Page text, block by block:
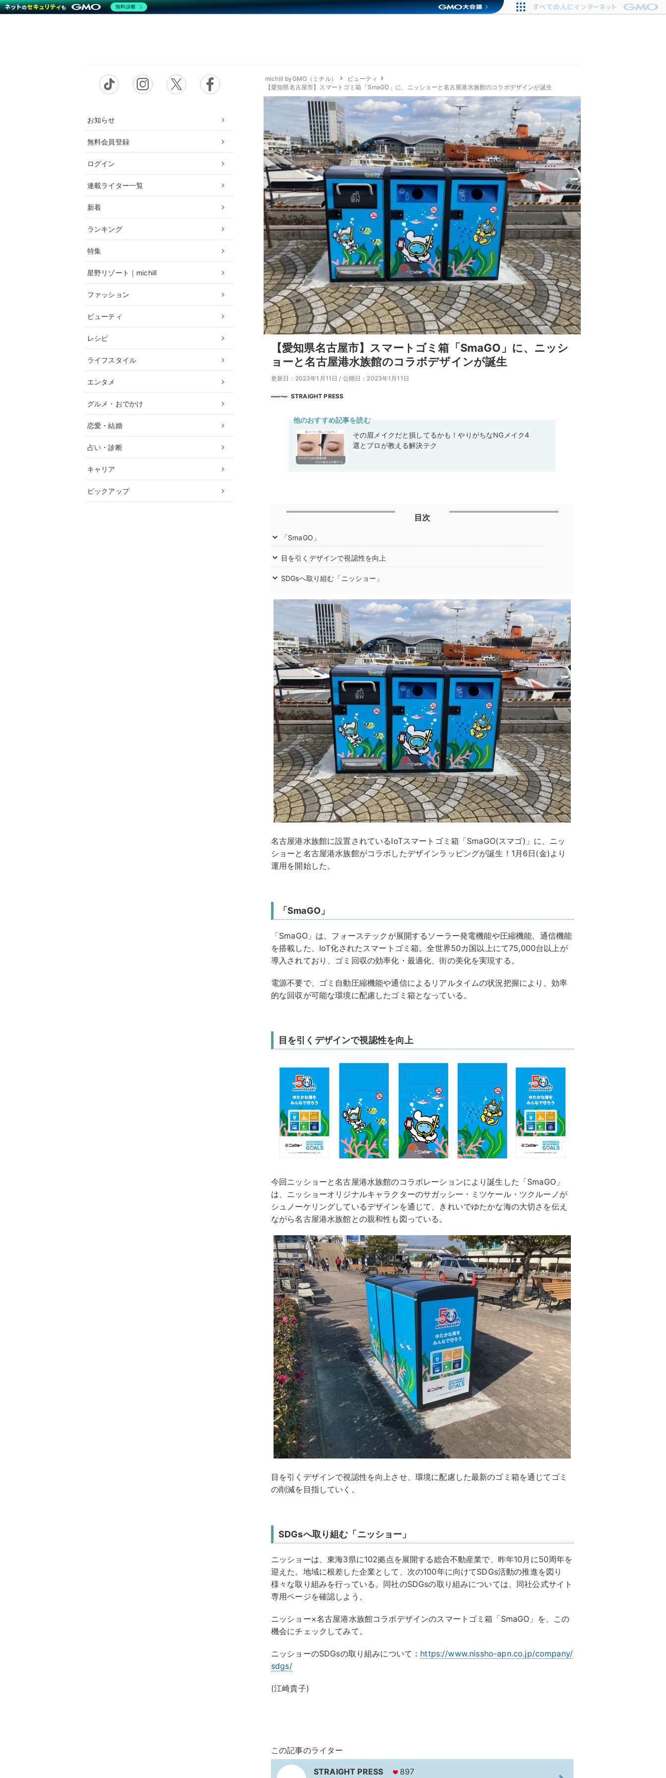
お知らせ
無料会員登録
ログイン
連載ライター一覧
新着
ランキング
特集
星野リゾート｜michill
ファッション
ビューティ
レシピ
ライフスタイル
エンタメ
グルメ・おでかけ
恋愛・結婚
占い・診断
キャリア
ピックアップ
michill byGMO（ミチル）
ビューティ
【愛知県名古屋市】スマートゴミ箱「SmaGO」に、ニッショーと名古屋港水族館のコラボデザインが誕生
【愛知県名古屋市】スマートゴミ箱「SmaGO」に、ニッシ
ョーと名古屋港水族館のコラボデザインが誕生
更新日：2023年1月11日 / 公開日：2023年1月11日
STRAIGHT PRESS
他のおすすめ記事を読む
その眉メイクだと損してるかも！やりがちなNGメイク4
選とプロが教える解決テク
目次
「SmaGO」
目を引くデザインで視認性を向上
SDGsへ取り組む「ニッショー」
名古屋港水族館に設置されているIoTスマートゴミ箱「SmaGO(スマゴ)」に、ニッ
ショーと名古屋港水族館がコラボしたデザインラッピングが誕生！1月6日(金)より
運用を開始した。
「SmaGO」
「SmaGO」は、フォーステックが展開するソーラー発電機能や圧縮機能、通信機能
を搭載した、IoT化されたスマートゴミ箱。全世界50カ国以上にて75,000台以上が
導入されており、ゴミ回収の効率化・最適化、街の美化を実現する。
電源不要で、ゴミ自動圧縮機能や通信によるリアルタイムの状況把握により、効率
的な回収が可能な環境に配慮したゴミ箱となっている。
目を引くデザインで視認性を向上
今回ニッショーと名古屋港水族館のコラボレーションにより誕生した「SmaGO」
は、ニッショーオリジナルキャラクターのサガッシー・ミツケール・ツクルーノが
シュノーケリングしているデザインを通じて、きれいでゆたかな海の大切さを伝え
ながら名古屋港水族館との親和性も図っている。
目を引くデザインで視認性を向上させ、環境に配慮した最新のゴミ箱を通じてゴミ
の削減を目指していく。
SDGsへ取り組む「ニッショー」
ニッショーは、東海3県に102拠点を展開する総合不動産業で、昨年10月に50周年を
迎えた。地域に根差した企業として、次の100年に向けてSDGs活動の推進を図り
様々な取り組みを行っている。同社のSDGsの取り組みについては、同社公式サイト
専用ページを確認しよう。
ニッショー×名古屋港水族館コラボデザインのスマートゴミ箱「SmaGO」を、この
機会にチェックしてみて。
ニッショーのSDGsの取り組みについて： https://www.nissho-apn.co.jp/company/
sdgs/
(江崎貴子)
この記事のライター
STRAIGHT PRESS 897
無料診断